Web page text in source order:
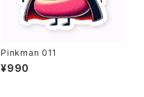
Pinkman 011
¥990